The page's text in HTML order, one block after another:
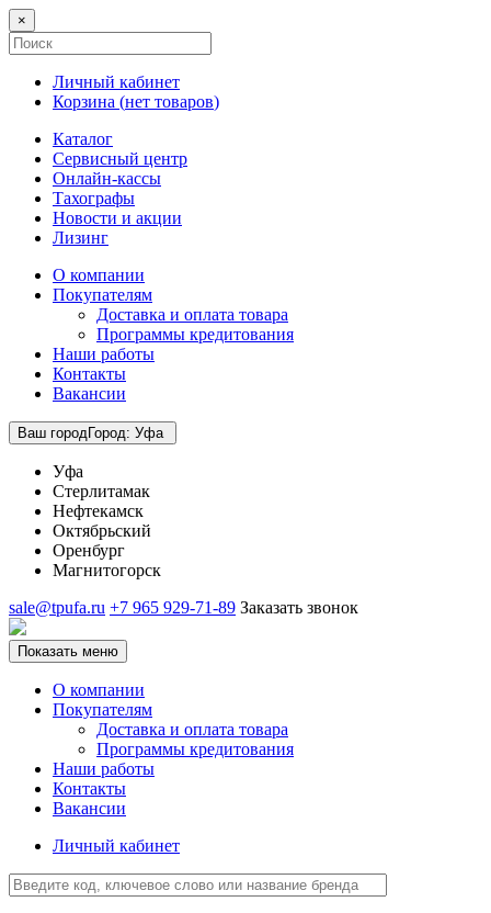
×
Личный кабинет
Корзина (нет товаров)
Каталог
Сервисный центр
Онлайн-кассы
Тахографы
Новости и акции
Лизинг
О компании
Покупателям
Доставка и оплата товара
Программы кредитования
Наши работы
Контакты
Вакансии
Ваш городГород: Уфа
Уфа
Стерлитамак
Нефтекамск
Октябрьский
Оренбург
Магнитогорск
sale@tpufa.ru +7 965 929-71-89 Заказать звонок
Показать меню
О компании
Покупателям
Доставка и оплата товара
Программы кредитования
Наши работы
Контакты
Вакансии
Личный кабинет